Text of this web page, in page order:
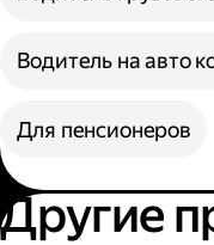
Водитель на авто
Для пенсионеров
Другие